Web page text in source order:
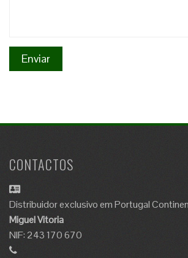
CONTACTOS
Distribuidor exclusivo em Portugal
Miguel Vitoria
NIF: 243 170 670